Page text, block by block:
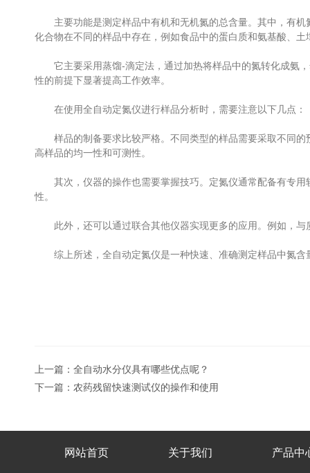
主要功能是测定样品中有机和无机氮的总含量。其中，有机
化合物在不同的样品中存在，例如食品中的蛋白质和氨基酸、
它主要采用蒸馏-滴定法，通过加热将样品中的氮转化成氨，
性的前提下显著提高工作效率。
在使用全自动定氮仪进行样品分析时，需要注意以下几点：
样品的制备要求比较严格。不同类型的样品需要采取不同的
高样品的均一性和可测性。
其次，仪器的操作也需要掌握技巧。定氮仪通常配备有专用
性。
此外，还可以通过联合其他仪器实现更多的应用。例如，与
综上所述，全自动定氮仪是一种快速、准确测定样品中氮含
上一篇： 全自动水分仪具有哪些优点呢？
下一篇： 农药残留快速测试仪的操作和使用
网站首页 关于我们 产品中